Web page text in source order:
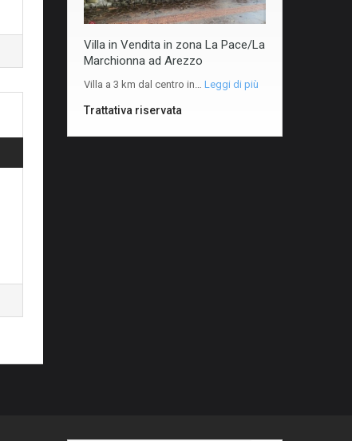
Villa in Vendita in zona La Pace/La
Marchionna ad Arezzo
Villa a 3 km dal centro in… Leggi di più
Trattativa riservata